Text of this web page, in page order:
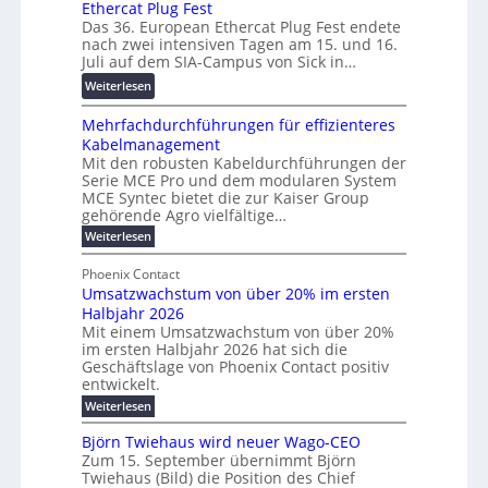
r
e
n
z
n
g
s
f
ö
e
r
u
n
g
b
r
a
u
c
h
t
m
e
r
T
7
w
i
r
d
z
u
m
E
n
e
r
g
u
f
ü
r
m
o
d
e
r
i
t
e
r
e
n
t
w
i
c
k
e
l
e
N
H
-
S
i
c
h
e
r
u
Ethercat Plug Fest
Das 36. European Ethercat Plug Fest endete
nach zwei intensiven Tagen am 15. und 16.
Juli auf dem SIA-Campus von Sick in…
Weiterlesen:
R
e
k
o
r
d
b
e
e
i
l
i
g
u
n
g
b
e
i
Mehrfachdurchführungen für effizienteres
Kabelmanagement
Mit den robusten Kabeldurchführungen der
Serie MCE Pro und dem modularen System
MCE Syntec bietet die zur Kaiser Group
gehörende Agro vielfältige…
Weiterlesen:
M
h
r
f
a
c
h
d
u
r
c
f
ü
h
Phoenix Contact
Umsatzwachstum von über 20% im ersten
Halbjahr 2026
Mit einem Umsatzwachstum von über 20%
im ersten Halbjahr 2026 hat sich die
Geschäftslage von Phoenix Contact positiv
entwickelt.
Weiterlesen:
U
m
s
a
t
Björn Twiehaus wird neuer Wago-CEO
Zum 15. September übernimmt Björn
Twiehaus (Bild) die Position des Chief